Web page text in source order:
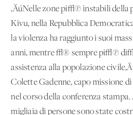
‚ÄúNelle zone pi√π instabili della
Kivu, nella Repubblica
la violenza ha raggiunto i suoi
anni, mentre √® sempre pi√π
assistenza alla popolazione
Colette Gadenne, capo missione
nel corso della conferenza stampa.
migliaia di persone sono state